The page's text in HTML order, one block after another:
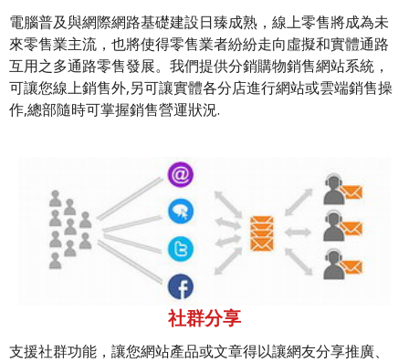
電腦普及與網際網路基礎建設日臻成熟，線上零售將成為未
來零售業主流，也將使得零售業者紛紛走向虛擬和實體通路
互用之多通路零售發展。我們提供分銷購物銷售網站系統，
可讓您線上銷售外,另可讓實體各分店進行網站或雲端銷售操
作,總部隨時可掌握銷售營運狀況.
社群分享
支援社群功能，讓您網站產品或文章得以讓網友分享推廣、